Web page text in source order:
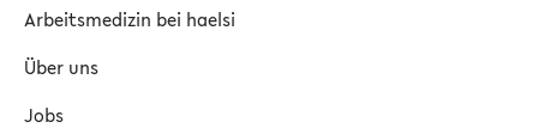
Arbeitsmedizin bei haelsi
Über uns
Jobs